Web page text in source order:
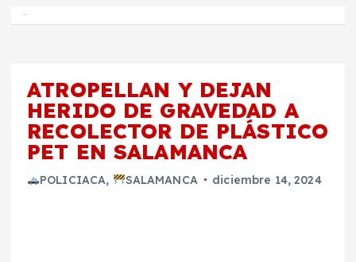
ATROPELLAN Y DEJAN
HERIDO DE GRAVEDAD A
RECOLECTOR DE PLÁSTICO
PET EN SALAMANCA
POLICIACA, SALAMANCA diciembre 14, 2024